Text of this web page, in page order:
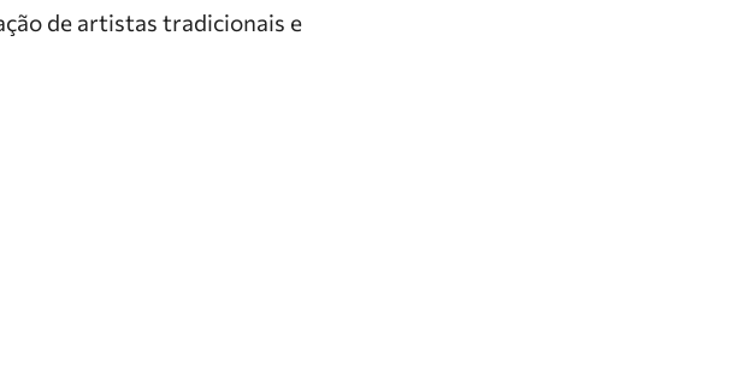
de artistas tradicionais e